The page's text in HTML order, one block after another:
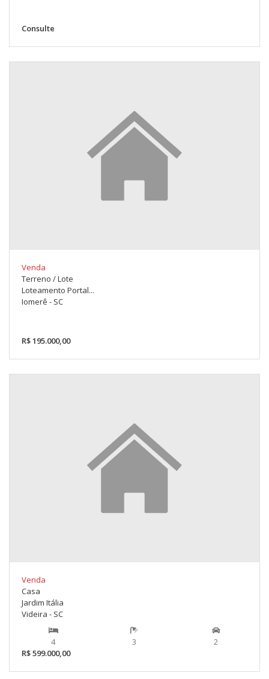
Consulte
Venda
Terreno / Lote
Loteamento Portal...
Iomerê - SC
R$ 195.000,00
Venda
Casa
Jardim Itália
Videira - SC
4 3
2
R$ 599.000,00